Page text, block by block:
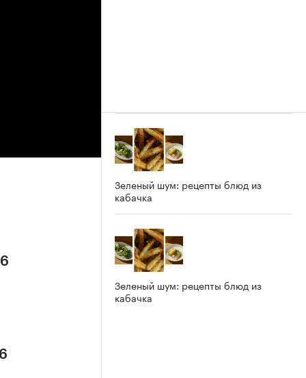
Зеленый шум: рецепты блюд из
кабачка
Зеленый шум: рецепты блюд из
кабачка